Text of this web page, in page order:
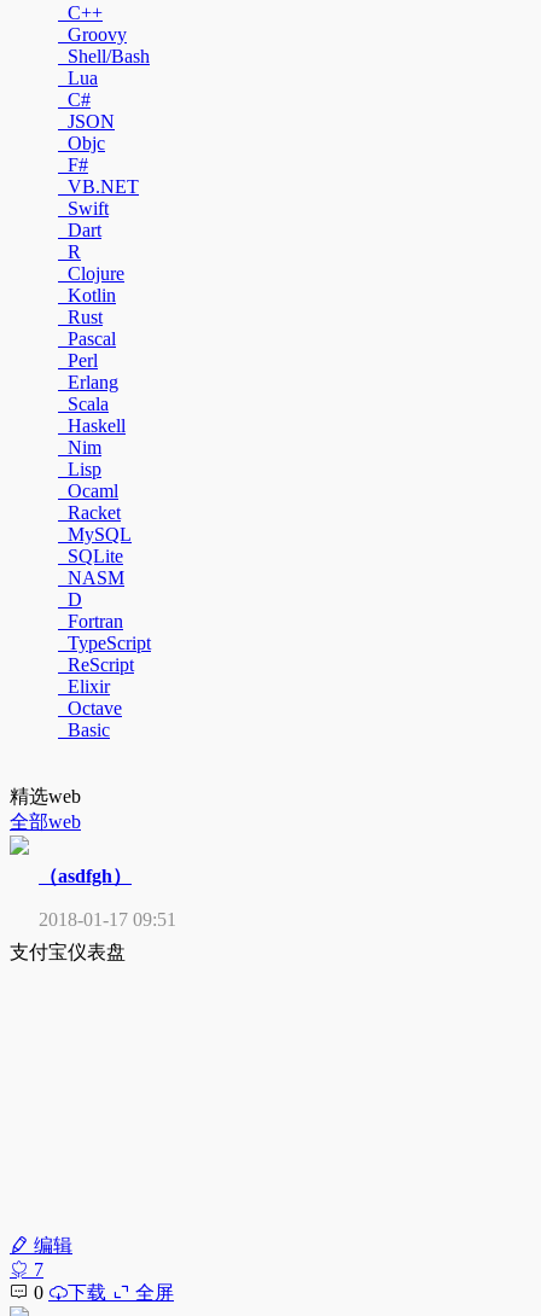
C++
Groovy
Shell/Bash
Lua
C#
JSON
Objc
F#
VB.NET
Swift
Dart
R
Clojure
Kotlin
Rust
Pascal
Perl
Erlang
Scala
Haskell
Nim
Lisp
Ocaml
Racket
MySQL
SQLite
NASM
D
Fortran
TypeScript
ReScript
Elixir
Octave
Basic
精选web
全部web
（asdfgh）
2018-01-17 09:51
支付宝仪表盘
编辑
7
0
下载 全屏